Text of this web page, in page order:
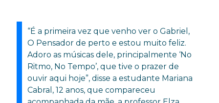
“É a primeira vez que venho ver o Gabriel,
O Pensador de perto e estou muito feliz.
Adoro as músicas dele, principalmente ‘No
Ritmo, No Tempo’, que tive o prazer de
ouvir aqui hoje”, disse a estudante Mariana
Cabral, 12 anos, que compareceu